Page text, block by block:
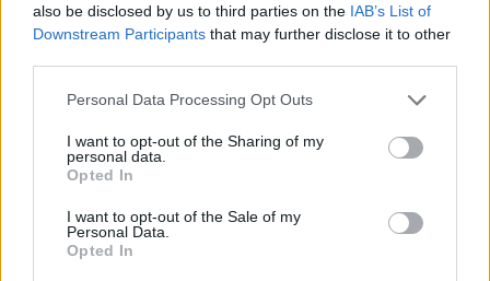
also be disclosed by us to third parties on the IAB’s List of
Downstream Participants that may further disclose it to other
Personal Data Processing Opt Outs
I want to opt-out of the Sharing of my
personal data.
Opted In
I want to opt-out of the Sale of my
Personal Data.
Opted In
Prima sport - co nabídne v prvním
vysílacím týdnu
Kdy a kde bude Prima sport k
naladění na Skylinku